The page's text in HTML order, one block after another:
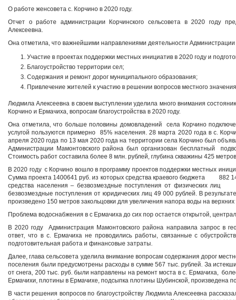
О работе женсовета с. Корчино в 2020 году.
Отчет о работе администрации Корчинского сельсовета в 2020 году
Алексеевна.
Она отметила, что важнейшими направлениями деятельности Администрации
1. Участие в проектах поддержки местных инициатив в 2020 году и
2. Благоустройство территории сел;
3. Содержания и ремонт дорог муниципального образования;
4. Привлечение жителей к участию в решении вопросов местного
Людмила Алексеевна в своем выступлении уделила много внимания
Корчино и Ермачиха, вопросам благоустройства в 2020 году.
Она отметила, что больше половины домовладений села Корчино
услугой пользуются примерно 85% населения. 28 марта 2020 года в с.
апреля 2020 года по 13 мая 2020 года на территории села Корчино был
Администрации Мамонтовского района был организован бесплатный
Стоимость работ составила более 8 млн. рублей, глубина скважины 425 метров.
В 2020 году с Корчино вошло в программу проектов поддержки местных
Сумма проекта 1400641 руб. из которых средства краевого бюджета
средства населения – безвозмездные поступления от физических
безвозмездные поступления от юридических лиц 49 000 рублей. В
произведено 150 метров закольцовки для увеличения напора воды на верхних
Проблема водоснабжения в с Ермачиха до сих пор остается открытой,
В 2020 году Администрация Мамонтовского района направила запрос в
ответ, что в с. Ермачиха не проводились работы, связанные с
подготовительная работа и финансовые затраты.
Далее, глава сельсовета уделила внимание вопросам содержания дорог
поселения были предусмотрены расходы в сумме 567 тыс. рублей. За
от снега, 200 тыс. руб. были направлены на ремонт моста в с. Ермачиха,
Ермачихи, плотины в Ермачихе, подсыпка плотины Шубинской, произведена
В части решения вопросов по благоустройству Людмила Алексеевна